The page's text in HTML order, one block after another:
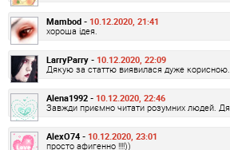
Mambod - 10.12.2020, 21:41
хороша ідея.
LarryParry - 10.12.2020, 22:09
Дякую за статтю виявилася дуже корисною.
Alena1992 - 10.12.2020, 22:46
Завжди приємно читати розумних людей.
AlexO74 - 10.12.2020, 23:01
просто афигенно !!!!))